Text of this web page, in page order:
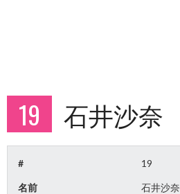
19 石井沙奈
# 19
名前 石井沙奈